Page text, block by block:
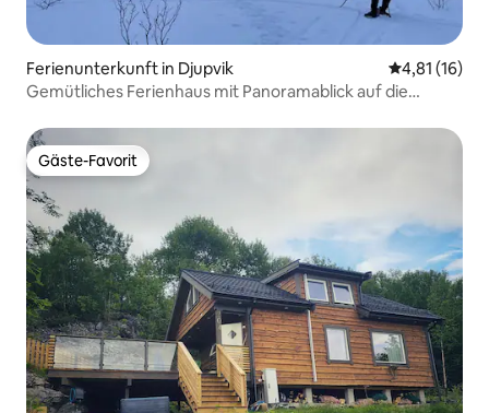
Ferienunterkunft in Djupvik
4,81 (16)
Gemütliches Ferienhaus mit Panoramablick auf die
Gäste-Favorit
Gäste-Favorit